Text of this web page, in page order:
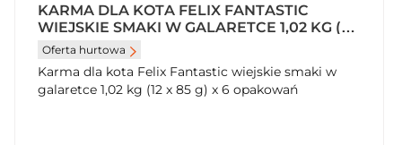
KARMA DLA KOTA FELIX FANTASTIC
WIEJSKIE SMAKI W GALARETCE 1,02 KG (12
X 85 G) X 6 OPAKOWAŃ
Oferta hurtowa
Karma dla kota Felix Fantastic wiejskie smaki w
galaretce 1,02 kg (12 x 85 g) x 6 opakowań